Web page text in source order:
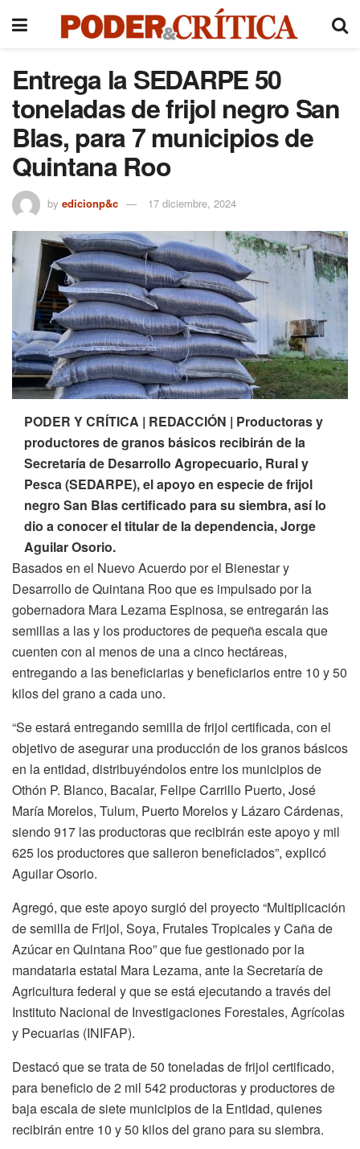
Entrega la SEDARPE 50
toneladas de frijol negro San
Blas, para 7 municipios de
Quintana Roo
by edicionp&c 17 diciembre, 2024
PODER Y CRÍTICA | REDACCIÓN | Productoras y
productores de granos básicos recibirán de la
Secretaría de Desarrollo Agropecuario, Rural y
Pesca (SEDARPE), el apoyo en especie de frijol
negro San Blas certificado para su siembra, así lo
dio a conocer el titular de la dependencia, Jorge
Aguilar Osorio.
Basados en el Nuevo Acuerdo por el Bienestar y
Desarrollo de Quintana Roo que es impulsado por la
gobernadora Mara Lezama Espinosa, se entregarán las
semillas a las y los productores de pequeña escala que
cuenten con al menos de una a cinco hectáreas,
entregando a las beneficiarias y beneficiarios entre 10 y 50
kilos del grano a cada uno.
“Se estará entregando semilla de frijol certificada, con el
objetivo de asegurar una producción de los granos básicos
en la entidad, distribuyéndolos entre los municipios de
Othón P. Blanco, Bacalar, Felipe Carrillo Puerto, José
María Morelos, Tulum, Puerto Morelos y Lázaro Cárdenas,
siendo 917 las productoras que recibirán este apoyo y mil
625 los productores que salieron beneficiados”, explicó
Aguilar Osorio.
Agregó, que este apoyo surgió del proyecto “Multiplicación
de semilla de Frijol, Soya, Frutales Tropicales y Caña de
Azúcar en Quintana Roo” que fue gestionado por la
mandataria estatal Mara Lezama, ante la Secretaría de
Agricultura federal y que se está ejecutando a través del
Instituto Nacional de Investigaciones Forestales, Agrícolas
y Pecuarias (INIFAP).
Destacó que se trata de 50 toneladas de frijol certificado,
para beneficio de 2 mil 542 productoras y productores de
baja escala de siete municipios de la Entidad, quienes
recibirán entre 10 y 50 kilos del grano para su siembra.